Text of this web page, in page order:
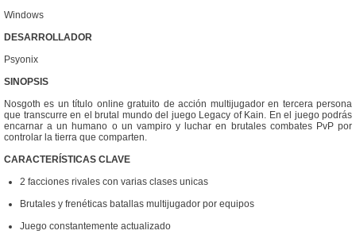
Windows
DESARROLLADOR
Psyonix
SINOPSIS
Nosgoth es un título online gratuito de acción multijugador en tercera persona
que transcurre en el brutal mundo del juego Legacy of Kain. En el juego podrás
encarnar a un humano o un vampiro y luchar en brutales combates PvP por
controlar la tierra que comparten.
CARACTERÍSTICAS CLAVE
2 facciones rivales con varias clases unicas
Brutales y frenéticas batallas multijugador por equipos
Juego constantemente actualizado